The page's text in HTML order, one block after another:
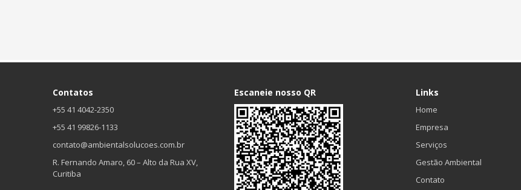
Contatos
+55 41 4042-2350
+55 41 99826-1133
contato@ambientalsolucoes.com.br
R. Fernando Amaro, 60 – Alto da Rua XV,
Curitiba
Escaneie nosso QR Links
Home
Empresa
Serviços
Gestão Ambiental
Contato